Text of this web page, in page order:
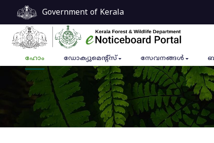
Government of Kerala
ഹോം ഡോക്യുമെൻ്റ്സ് സേവനങ്ങൾ